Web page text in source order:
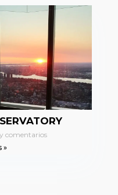
comentarios
»